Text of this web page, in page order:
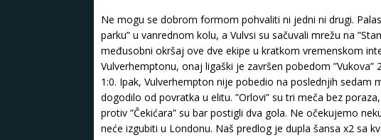
Ne mogu se dobrom formom pohvaliti ni jedni ni drugi.
parku” u vanrednom kolu, a Vulvsi su sačuvali mrežu na
međusobni okršaj ove dve ekipe u kratkom vremenskom
Vulverhemptonu, onaj ligaški je završen pobedom
1:0. Ipak, Vulverhempton nije pobedio na poslednjih sedam
dogodilo od povratka u elitu. ”Orlovi” su tri meča bez
protiv ”Čekićara” su bar postigli dva gola. Ne očekujemo
neće izgubiti u Londonu. Naš predlog je dupla šansa x2 sa